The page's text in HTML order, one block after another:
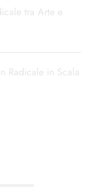
tra Arte e
Radicale in Scala